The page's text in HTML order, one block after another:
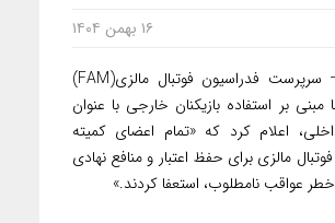
۱۶ بهمن ۱۴۰۴
توریست مالزی – سرپرست فدراسیون فوتبال مالزی(FAM)
بر استفاده بازیکنان خارجی با عنوان
اعلام کرد که «تمام اعضای کمیته
مالزی برای حفظ اعتبار و منافع نهادی
عواقب نامطلوب، استعفا کردند.»